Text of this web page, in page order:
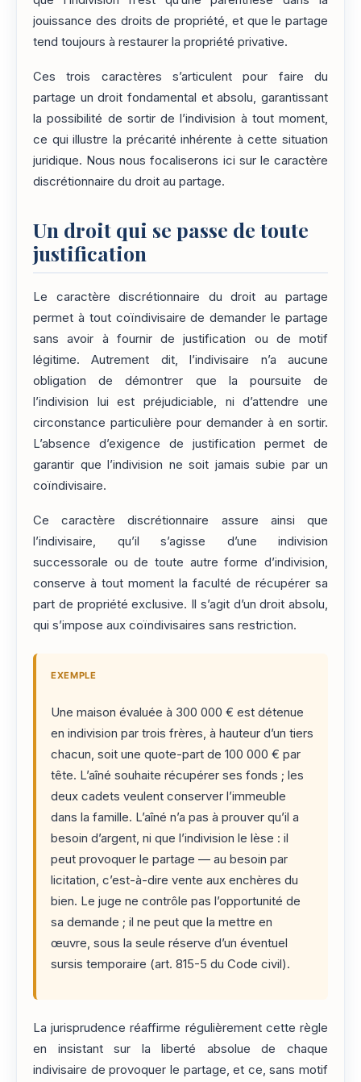
jouissance des droits de propriété, et que le partage
tend toujours à restaurer la propriété privative.
Ces trois caractères s’articulent pour faire du
partage un droit fondamental et absolu, garantissant
la possibilité de sortir de l’indivision à tout moment,
ce qui illustre la précarité inhérente à cette situation
juridique. Nous nous focaliserons ici sur le caractère
discrétionnaire du droit au partage.
Un droit qui se passe de toute
justification
Le caractère discrétionnaire du droit au partage
permet à tout coïndivisaire de demander le partage
sans avoir à fournir de justification ou de motif
légitime. Autrement dit, l’indivisaire n’a aucune
obligation de démontrer que la poursuite de
l’indivision lui est préjudiciable, ni d’attendre une
circonstance particulière pour demander à en sortir.
L’absence d’exigence de justification permet de
garantir que l’indivision ne soit jamais subie par un
coïndivisaire.
Ce caractère discrétionnaire assure ainsi que
l’indivisaire, qu’il s’agisse d’une indivision
successorale ou de toute autre forme d’indivision,
conserve à tout moment la faculté de récupérer sa
part de propriété exclusive. Il s’agit d’un droit absolu,
qui s’impose aux coïndivisaires sans restriction.
EXEMPLE
Une maison évaluée à 300 000 € est détenue
en indivision par trois frères, à hauteur d’un tiers
chacun, soit une quote-part de 100 000 € par
tête. L’aîné souhaite récupérer ses fonds ; les
deux cadets veulent conserver l’immeuble
dans la famille. L’aîné n’a pas à prouver qu’il a
besoin d’argent, ni que l’indivision le lèse : il
peut provoquer le partage — au besoin par
licitation, c’est-à-dire vente aux enchères du
bien. Le juge ne contrôle pas l’opportunité de
sa demande ; il ne peut que la mettre en
œuvre, sous la seule réserve d’un éventuel
sursis temporaire (art. 815-5 du Code civil).
La jurisprudence réaffirme régulièrement cette règle
en insistant sur la liberté absolue de chaque
indivisaire de provoquer le partage, et ce, sans motif